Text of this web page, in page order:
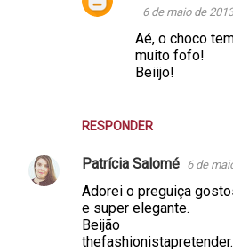
RESPONDER
6 de maio de
Aé, o choco
muito fofo!
Beiijo!
Patrícia Salomé 6 de
Adorei o preguiça
e super elegante.
Beijão